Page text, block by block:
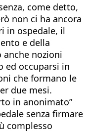
come detto,
non ci ha ancora
in ospedale, il
e della
nozioni
ed occuparsi in
che formano le
due mesi.
in anonimato”
senza firmare
complesso